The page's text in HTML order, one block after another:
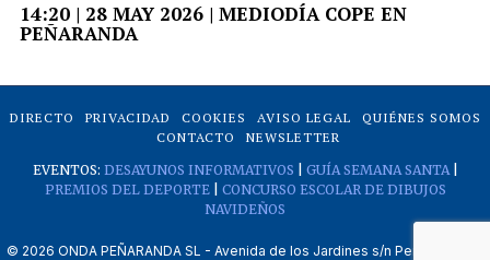
14:20 | 28 MAY 2026 | MEDIODÍA COPE EN
PEÑARANDA
DIRECTO PRIVACIDAD COOKIES AVISO LEGAL
QUIÉNES SOMOS
CONTACTO
NEWSLETTER
EVENTOS: DESAYUNOS INFORMATIVOS GUÍA SEMANA SANTA|
PREMIOS DEL DEPORTE| CONCURSO ESCOLAR DE DIBUJOS
NAVIDEÑOS
© 2026 ONDA PEÑARANDA SL - Avenida de los Jardines s/n Peñaranda de